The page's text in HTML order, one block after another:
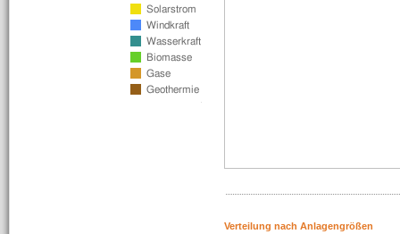
Verteilung nach Anlagengrößen